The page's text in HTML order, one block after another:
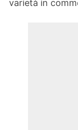
varietà in